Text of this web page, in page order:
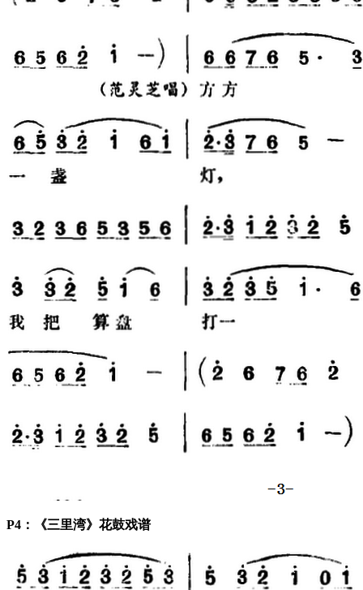
P4：《三里湾》花鼓戏谱